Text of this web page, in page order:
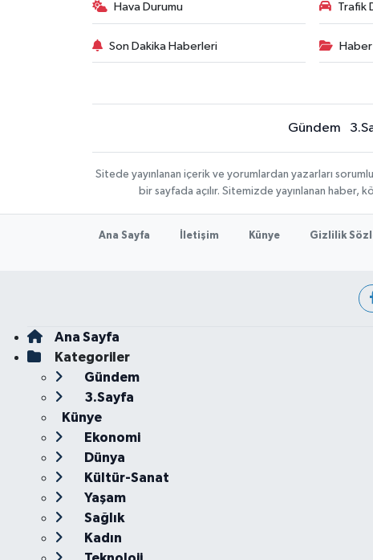
Hava Durumu Trafik
Son Dakika Haberleri
Gündem
Sitede yayınlanan içerik ve yorumlardan yazarları
bir sayfada açılır. Sitemizde yayınlanan haber,
Ana Sayfa İletişim Künye Gizlilik
Ana Sayfa
Kategoriler
Gündem
3.Sayfa
Künye
Ekonomi
Dünya
Kültür-Sanat
Yaşam
Sağlık
Kadın